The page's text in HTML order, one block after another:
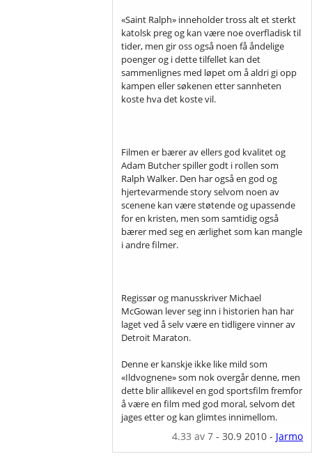
«Saint Ralph» inneholder tross alt et sterkt
katolsk preg og kan være noe overfladisk til
tider, men gir oss også noen få åndelige
poenger og i dette tilfellet kan det
sammenlignes med løpet om å aldri gi opp
kampen eller søkenen etter sannheten
koste hva det koste vil.
Filmen er bærer av ellers god kvalitet og
Adam Butcher spiller godt i rollen som
Ralph Walker. Den har også en god og
hjertevarmende story selvom noen av
scenene kan være støtende og upassende
for en kristen, men som samtidig også
bærer med seg en ærlighet som kan mangle
i andre filmer.
Regissør og manusskriver Michael
McGowan lever seg inn i historien han har
laget ved å selv være en tidligere vinner av
Detroit Maraton.
Denne er kanskje ikke like mild som
«Ildvognene» som nok overgår denne, men
dette blir allikevel en god sportsfilm fremfor
å være en film med god moral, selvom det
jages etter og kan glimtes innimellom.
4.33 av 7- 30.9 2010- Jarmo